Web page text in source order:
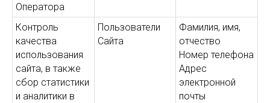
Оператора
Контроль
качества
использования
сайта, в также
сбор статистики
и аналитики в
Пользователи
Сайта
Фамилия, имя,
отчество
Номер телефона
Адрес
электронной
почты